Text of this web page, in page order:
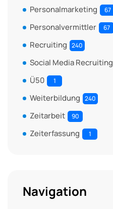
Personalmarketing 67
Personalvermittler 67
Recruiting 240
Social Media Recruiting
Ü50 1
Weiterbildung 240
Zeitarbeit 90
Zeiterfassung 1
Navigation